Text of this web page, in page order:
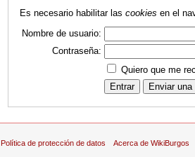
Es necesario habilitar las cookies en el
Nombre de usuario:
Contraseña:
Quiero que me
Política de protección de datos Acerca de WikiBurgos